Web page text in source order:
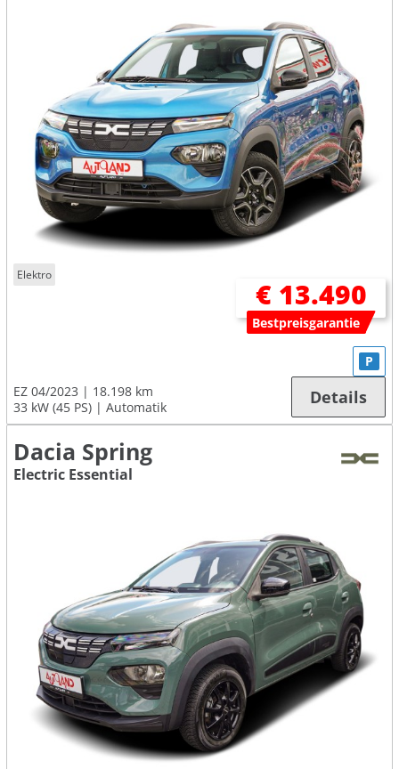
Elektro
€ 13.490
Bestpreisgarantie
EZ 04/2023
18.198 km
33 kW (45 PS)
Automatik
P
Details
Dacia Spring
Electric Essential